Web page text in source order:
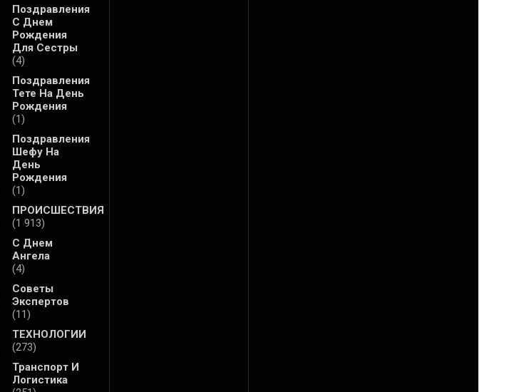
Поздравления
С Днем
Рождения
Для Сестры
(4)
Поздравления
Тете На День
Рождения
(1)
Поздравления
Шефу На
День
Рождения
(1)
ПРОИСШЕСТВИЯ
(1 913)
С Днем
Ангела
(4)
Советы
Экспертов
(11)
ТЕХНОЛОГИИ
(273)
Транспорт И
Логистика